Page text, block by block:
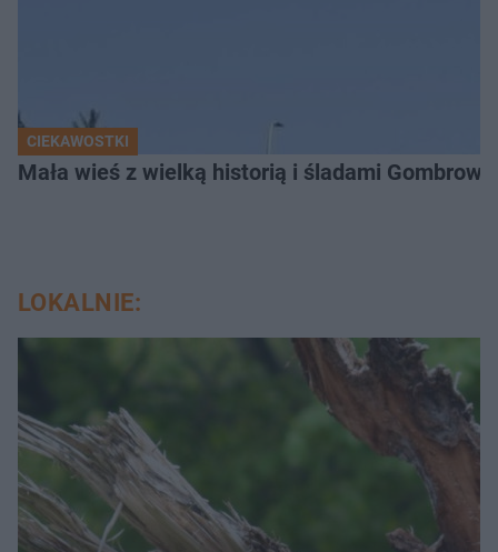
CIEKAWOSTKI
Mała wieś z wielką historią i śladami
LOKALNIE: